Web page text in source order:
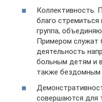
Коллективность.
благо стремиться
группа,
Примером служат
деятельность
больным детям и
также
совершаются для